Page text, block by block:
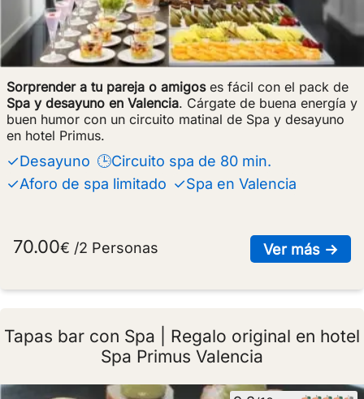
Sorprender a tu pareja o amigoses fácil con el pack de
Spa y desayuno en Valencia. Cárgate de buena energía y
buen humor con un circuito matinal de Spa y desayuno
en hotel Primus.
✓Desayuno 🕒Circuito spa de 80 min.
✓Aforo de spa limitado ✓Spa en Valencia
Ver más →
70.00€ /2 Personas
Tapas bar con Spa | Regalo original en hotel
Spa Primus Valencia